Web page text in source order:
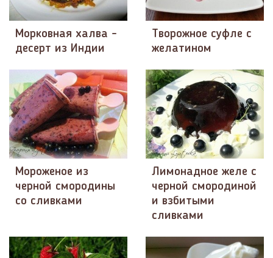
Морковная халва -
десерт из Индии
Творожное суфле с
желатином
Мороженое из
черной смородины
со сливками
Лимонадное желе с
черной смородиной
и взбитыми
сливками